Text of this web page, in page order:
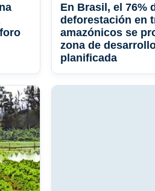
En Brasil, el 76%
deforestación en
amazónicos se
zona de
planificada